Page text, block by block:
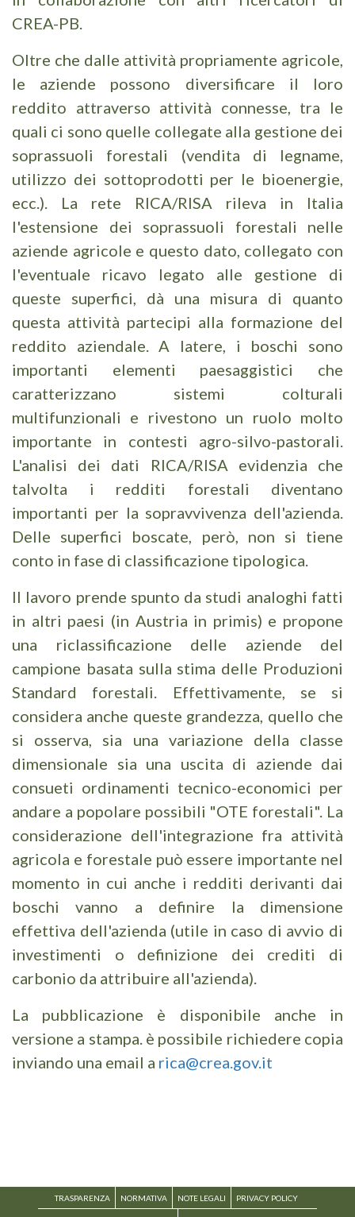
CREA-PB.
Oltre che dalle attività propriamente agricole,
le aziende possono diversificare il loro
reddito attraverso attività connesse, tra le
quali ci sono quelle collegate alla gestione dei
soprassuoli forestali (vendita di legname,
utilizzo dei sottoprodotti per le bioenergie,
ecc.). La rete RICA/RISA rileva in Italia
l'estensione dei soprassuoli forestali nelle
aziende agricole e questo dato, collegato con
l'eventuale ricavo legato alle gestione di
queste superfici, dà una misura di quanto
questa attività partecipi alla formazione del
reddito aziendale. A latere, i boschi sono
importanti elementi paesaggistici che
caratterizzano sistemi colturali
multifunzionali e rivestono un ruolo molto
importante in contesti agro-silvo-pastorali.
L'analisi dei dati RICA/RISA evidenzia che
talvolta i redditi forestali diventano
importanti per la sopravvivenza dell'azienda.
Delle superfici boscate, però, non si tiene
conto in fase di classificazione tipologica.
Il lavoro prende spunto da studi analoghi fatti
in altri paesi (in Austria in primis) e propone
una riclassificazione delle aziende del
campione basata sulla stima delle Produzioni
Standard forestali. Effettivamente, se si
considera anche queste grandezza, quello che
si osserva, sia una variazione della classe
dimensionale sia una uscita di aziende dai
consueti ordinamenti tecnico-economici per
andare a popolare possibili "OTE forestali". La
considerazione dell'integrazione fra attività
agricola e forestale può essere importante nel
momento in cui anche i redditi derivanti dai
boschi vanno a definire la dimensione
effettiva dell'azienda (utile in caso di avvio di
investimenti o definizione dei crediti di
carbonio da attribuire all'azienda).
La pubblicazione è disponibile anche in
versione a stampa. è possibile richiedere copia
inviando una email a rica@crea.gov.it
TRASPARENZA NORMATIVA NOTE LEGALI PRIVACY POLICY